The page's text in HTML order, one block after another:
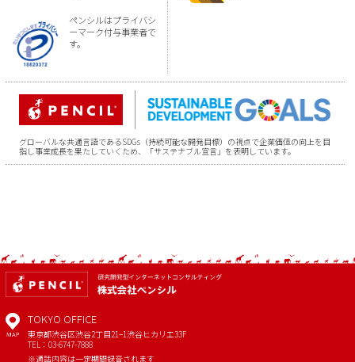
ペンシルはプライバシ
ーマーク付与事業者で
す。
グローバルな共通言語であるSDGs（持続可能な開発目標）の視点で企業価値の向上を目
指し事業成長を果たしていくため、「サステナブル宣言」を表明しています。
MAP
TOKYO OFFICE
東京都渋谷区渋谷2丁目21−1渋谷ヒカリエ33F
TEL：03-6747-7888
※通話内容は一定期間録音されます